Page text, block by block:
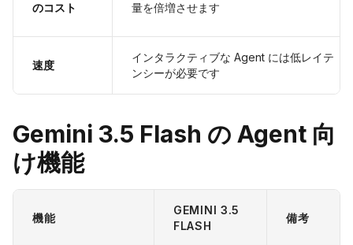
のコスト
量を倍増させます
速度
インタラクティブな Agent には低レイテ
ンシーが必要です
Gemini 3.5 Flash の Agent 向
け機能
機能
GEMINI 3.5
FLASH
備考